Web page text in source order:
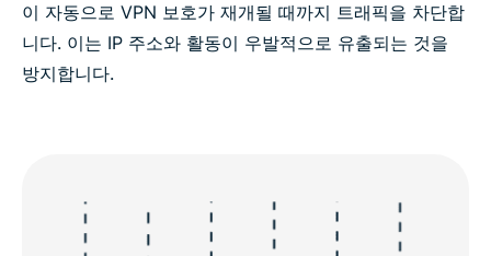
이 자동으로 VPN 보호가 재개될 때까지 트래픽을 차단합
니다. 이는 IP 주소와 활동이 우발적으로 유출되는 것을
방지합니다.